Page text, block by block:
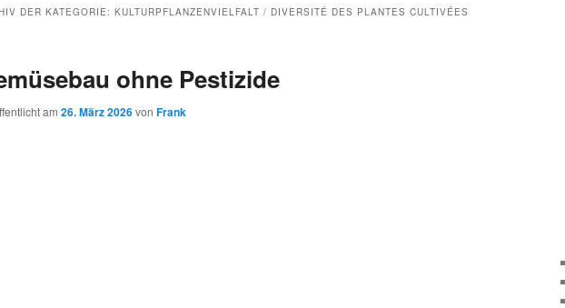
DER KATEGORIE: KULTURPFLANZENVIELFALT / DIVERSITÉ DES PLANTES CULTIVÉES
ohne Pestizide
am 26. März 2026von Frank